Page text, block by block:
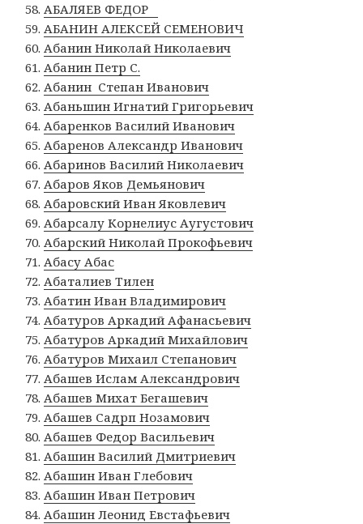
АБАЛЯЕВ ФЕДОР
АБАНИН АЛЕКСЕЙ СЕМЕНОВИЧ
Абанин Николай Николаевич
Абанин Петр С.
Абанин Степан Иванович
Абаньшин Игнатий Григорьевич
Абаренков Василий Иванович
Абаренов Александр Иванович
Абаринов Василий Николаевич
Абаров Яков Демьянович
Абаровский Иван Яковлевич
Абарсалу Корнелиус Аугустович
Абарский Николай Прокофьевич
Абасу Абас
Абаталиев Тилен
Абатин Иван Владимирович
Абатуров Аркадий Афанасьевич
Абатуров Аркадий Михайлович
Абатуров Михаил Степанович
Абашев Ислам Александрович
Абашев Михат Бегашевич
Абашев Садрп Нозамович
Абашев Федор Васильевич
Абашин Василий Дмитриевич
Абашин Иван Глебович
Абашин Иван Петрович
Абашин Леонид Евстафьевич